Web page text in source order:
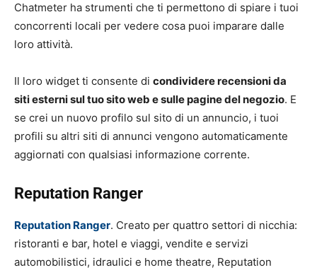
Chatmeter ha strumenti che ti permettono di spiare i tuoi
concorrenti locali per vedere cosa puoi imparare dalle
loro attività.
Il loro widget ti consente di condividere recensioni da
siti esterni sul tuo sito web e sulle pagine del negozio. E
se crei un nuovo profilo sul sito di un annuncio, i tuoi
profili su altri siti di annunci vengono automaticamente
aggiornati con qualsiasi informazione corrente.
Reputation Ranger
Reputation Ranger. Creato per quattro settori di nicchia:
ristoranti e bar, hotel e viaggi, vendite e servizi
automobilistici, idraulici e home theatre, Reputation